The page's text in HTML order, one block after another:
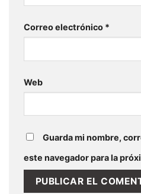
Correo electrónico *
Web
Guarda mi nombre,
este navegador para la